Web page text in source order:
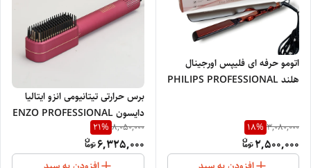
اتومو حرفه ای فلیپس اورجینال
هلند PHILIPS PROFESSIONAL
3,080,000
18%
2,500,000
برس حرارتی تیتانیومی انزو ایتالیا
دایسون ENZO PROFESSIONAL
en-052
8,050,000
21%
6,325,000